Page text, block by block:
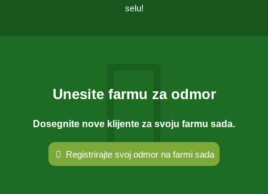
selu!
Unesite farmu za odmor
Dosegnite nove klijente za svoju farmu sada.
Registrirajte svoj odmor na farmi sada